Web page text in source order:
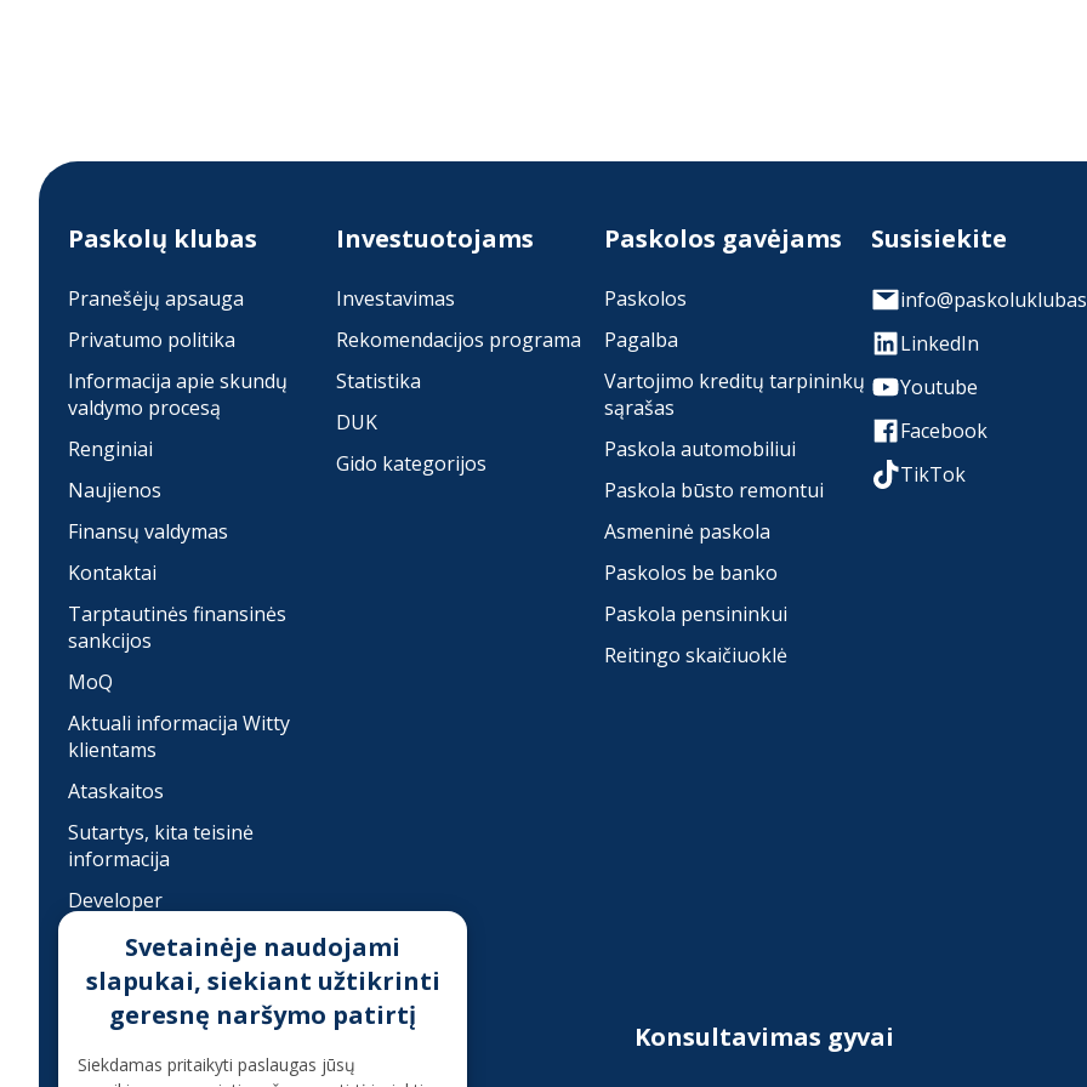
Paskolų klubas
Pranešėjų apsauga
Privatumo politika
Informacija apie skundų
valdymo procesą
Renginiai
Naujienos
Finansų valdymas
Kontaktai
Tarptautinės finansinės
sankcijos
MoQ
Aktuali informacija Witty
klientams
Ataskaitos
Sutartys, kita teisinė
informacija
Developer
Įkainiai
Finansinis sukčiavimas
Investuotojams
Investavimas
Rekomendacijos programa
Statistika
DUK
Gido kategorijos
Paskolos gavėjams
Paskolos
Pagalba
Vartojimo kreditų tarpininkų
sąrašas
Paskola automobiliui
Paskola būsto remontui
Asmeninė paskola
Paskolos be banko
Paskola pensininkui
Reitingo skaičiuoklė
Susisiekite
LinkedIn
Youtube
Facebook
TikTok
Konsultacija telefonu Konsultavimas gyvai
Svetainėje naudojami
slapukai, siekiant užtikrinti
geresnę naršymo patirtį
Siekdamas pritaikyti paslaugas jūsų